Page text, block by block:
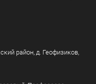
район, д. Геофизиков,